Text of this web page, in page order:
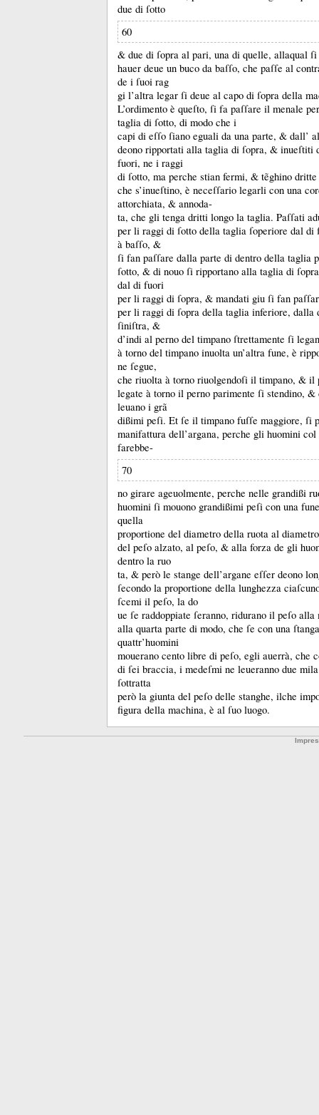
due di ſotto
60
& due di ſopra al pari, una di quelle, allaqual
hauer deue un buco da baſſo, che paſſe al
de i ſuoi rag
gi l’altra legar ſi deue al capo di ſopra della
L’ordimento è queſto, ſi fa paſſare il menale
taglia di ſotto, di modo che i
capi di eſſo ſiano eguali da una parte, & dall’
deono ripportati alla taglia di ſopra, & inueſtiti
fuori, ne i raggi
di ſotto, ma perche stian fermi, & tẽghino
che s’inueſtino, è neceſſario legarli con una
attorchiata, & annoda-
ta, che gli tenga dritti longo la taglia. Paſſati
per li raggi di ſotto della taglia ſoperiore dal di
à baſſo, &
ſi fan paſſare dalla parte di dentro della taglia
ſotto, & di nouo ſi ripportano alla taglia di
dal di fuori
per li raggi di ſopra, & mandati giu ſi fan
per li raggi di ſopra della taglia inferiore, dalla
ſiniſtra, &
d’indi al perno del timpano ſtrettamente ſi
à torno del timpano inuolta un’altra fune, è
ne ſegue,
che riuolta à torno riuolgendoſi il timpano, & il
legate à torno il perno parimente ſi stendino, &
leuano i grã
dißimi peſi. Et ſe il timpano fuſſe maggiore, ſi
manifattura dell’argana, perche gli huomini
farebbe-
70
no girare ageuolmente, perche nelle grandißi
huomini ſi mouono grandißimi peſi con una
quella
proportione del diametro della ruota al
del peſo alzato, al peſo, & alla forza de gli
dentro la ruo
ta, & però le stange dell’argane eſſer deono
ſecondo la proportione della lunghezza
ſcemi il peſo, la do
ue ſe raddoppiate ſeranno, ridurano il peſo
alla quarta parte di modo, che ſe con una
quattr’huomini
mouerano cento libre di peſo, egli auerrà, che
di ſei braccia, i medeſmi ne leueranno due
ſottratta
però la giunta del peſo delle stanghe, ilche
figura della machina, è al ſuo luogo.